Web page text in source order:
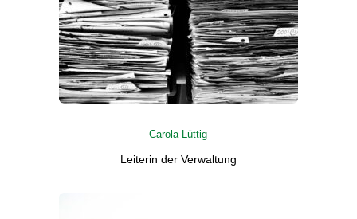
Carola Lüttig
Leiterin der Verwaltung